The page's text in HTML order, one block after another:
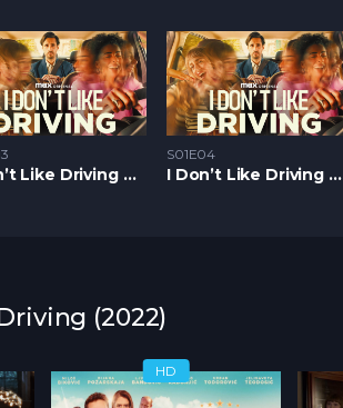
I Don’t Like Driving S1 – Epizoda 03
S01E04
I Don’t Like Driving S1 – Epizoda 04
(2022)
HD